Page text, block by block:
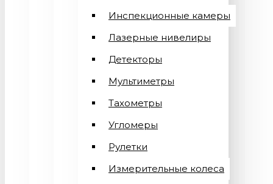
Инспекционные камеры
Лазерные нивелиры
Детекторы
Мультиметры
Тахометры
Угломеры
Рулетки
Измерительные колеса